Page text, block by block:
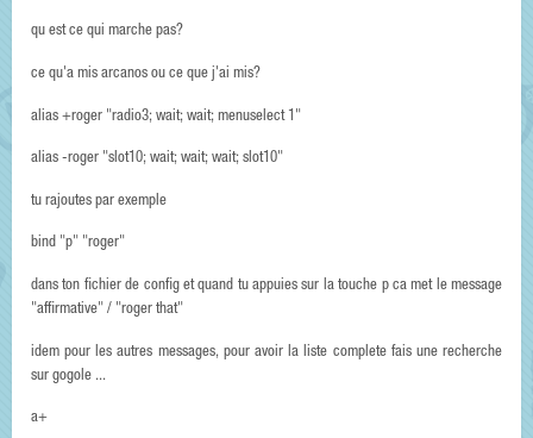
qu est ce qui marche pas?
ce qu'a mis arcanos ou ce que j'ai mis?
alias +roger "radio3; wait; wait; menuselect 1"
alias -roger "slot10; wait; wait; wait; slot10"
tu rajoutes par exemple
bind "p" "roger"
dans ton fichier de config et quand tu appuies sur la touche p ca met le message
"affirmative" / "roger that"
idem pour les autres messages, pour avoir la liste complete fais une recherche
sur gogole ...
a+